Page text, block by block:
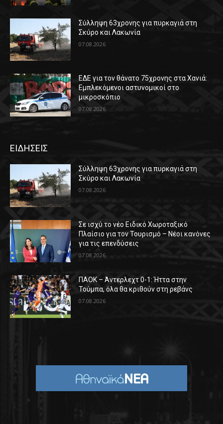
Σύλληψη 63χρονης για πυρκαγιά στη
Σκύρο και Λακωνία
07.08.2026
ΕΔΕ για τον θάνατο 75χρονης στα Χανιά:
Εμπλεκόμενοι αστυνομικοί στο
μικροσκόπιο
07.08.2026
ΕΙΔΗΣΕΙΣ
Σύλληψη 63χρονης για πυρκαγιά στη
Σκύρο και Λακωνία
07.08.2026
Σε ισχύ το νέο Ειδικό Χωροταξικό
Πλαίσιο για τον Τουρισμό – Νέοι κανόνες
για τις επενδύσεις
07.08.2026
ΠΑΟΚ – Άντερλεχτ 0-1: Ήττα στην
Τούμπα, όλα θα κριθούν στη ρεβάνς
07.08.2026